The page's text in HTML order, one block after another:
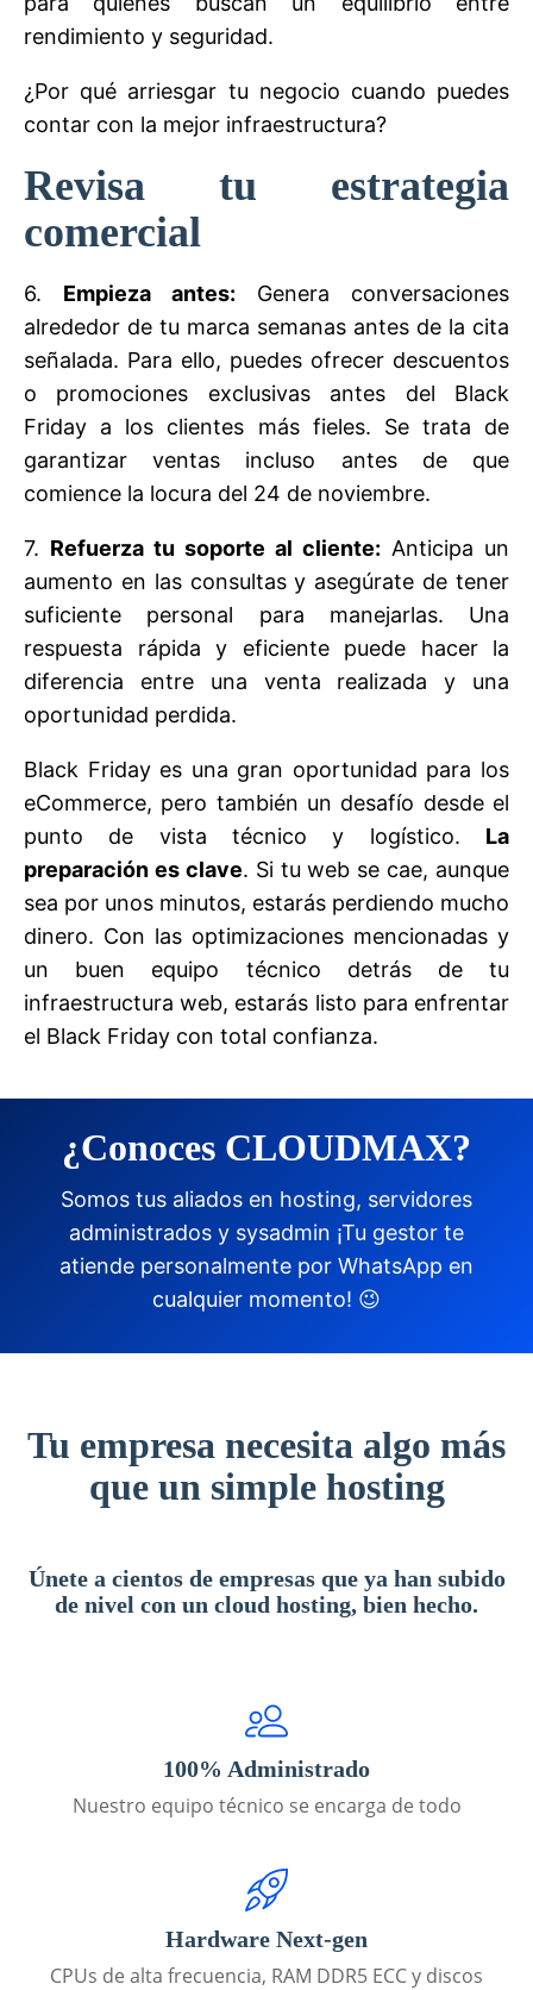
rendimiento y seguridad.
¿Por qué arriesgar tu negocio cuando puedes
contar con la mejor infraestructura?
Revisa tu estrategia
comercial
6. Empieza antes: Genera conversaciones
alrededor de tu marca semanas antes de la cita
señalada. Para ello, puedes ofrecer descuentos
o promociones exclusivas antes del Black
Friday a los clientes más fieles. Se trata de
garantizar ventas incluso antes de que
comience la locura del 24 de noviembre.
7. Refuerza tu soporte al cliente: Anticipa un
aumento en las consultas y asegúrate de tener
suficiente personal para manejarlas. Una
respuesta rápida y eficiente puede hacer la
diferencia entre una venta realizada y una
oportunidad perdida.
Black Friday es una gran oportunidad para los
eCommerce, pero también un desafío desde el
punto de vista técnico y logístico. La
preparación es clave. Si tu web se cae, aunque
sea por unos minutos, estarás perdiendo mucho
dinero. Con las optimizaciones mencionadas y
un buen equipo técnico detrás de tu
infraestructura web, estarás listo para enfrentar
el Black Friday con total confianza.
¿Conoces CLOUDMAX?
Somos tus aliados en hosting, servidores
administrados y sysadmin ¡Tu gestor te
atiende personalmente por WhatsApp en
cualquier momento! 😉
Tu empresa necesita algo más
que un simple hosting
Únete a cientos de empresas que ya han subido
de nivel con un cloud hosting, bien hecho.
100% Administrado
Nuestro equipo técnico se encarga de todo
Hardware Next-gen
CPUs de alta frecuencia, RAM DDR5 ECC y discos